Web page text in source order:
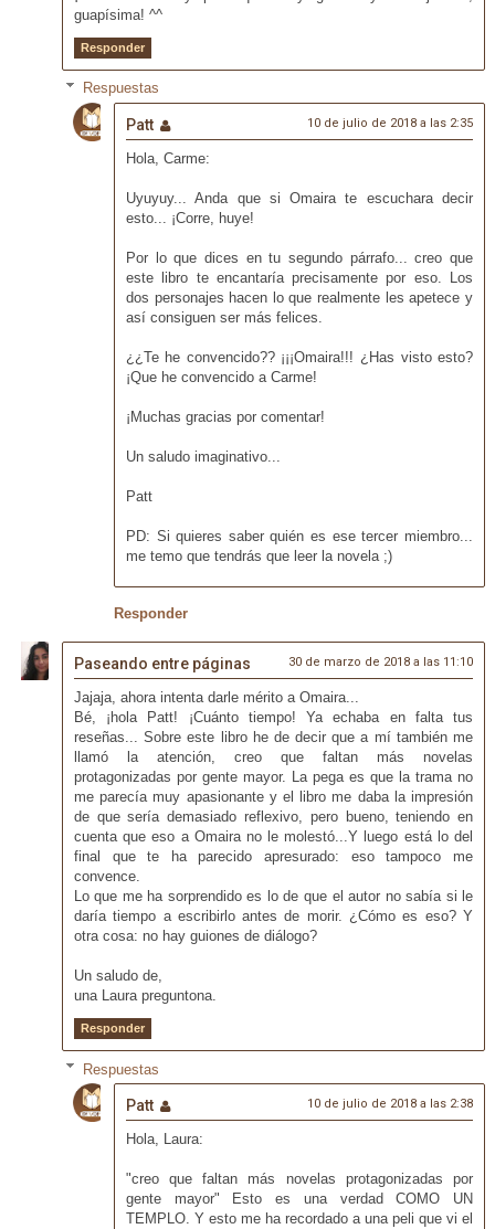
guapísima! ^^
Responder
Respuestas
Patt 10 de julio de 2018 a las 2:35
Hola, Carme:
Uyuyuy... Anda que si Omaira te escuchara decir
esto... ¡Corre, huye!
Por lo que dices en tu segundo párrafo... creo que
este libro te encantaría precisamente por eso. Los
dos personajes hacen lo que realmente les apetece y
así consiguen ser más felices.
¿¿Te he convencido?? ¡¡¡Omaira!!! ¿Has visto esto?
¡Que he convencido a Carme!
¡Muchas gracias por comentar!
Un saludo imaginativo...
Patt
PD: Si quieres saber quién es ese tercer miembro...
me temo que tendrás que leer la novela ;)
Responder
Paseando entre páginas 30 de marzo de 2018 a las 11:10
Jajaja, ahora intenta darle mérito a Omaira...
Bé, ¡hola Patt! ¡Cuánto tiempo! Ya echaba en falta tus
reseñas... Sobre este libro he de decir que a mí también me
llamó la atención, creo que faltan más novelas
protagonizadas por gente mayor. La pega es que la trama no
me parecía muy apasionante y el libro me daba la impresión
de que sería demasiado reflexivo, pero bueno, teniendo en
cuenta que eso a Omaira no le molestó...Y luego está lo del
final que te ha parecido apresurado: eso tampoco me
convence.
Lo que me ha sorprendido es lo de que el autor no sabía si le
daría tiempo a escribirlo antes de morir. ¿Cómo es eso? Y
otra cosa: no hay guiones de diálogo?
Un saludo de,
una Laura preguntona.
Responder
Respuestas
Patt 10 de julio de 2018 a las 2:38
Hola, Laura:
"creo que faltan más novelas protagonizadas por
gente mayor" Esto es una verdad COMO UN
TEMPLO. Y esto me ha recordado a una peli que vi el